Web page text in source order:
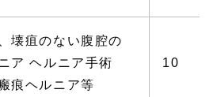
壊疽のない腹腔の
ア ヘルニア手術
痕ヘルニア等
10